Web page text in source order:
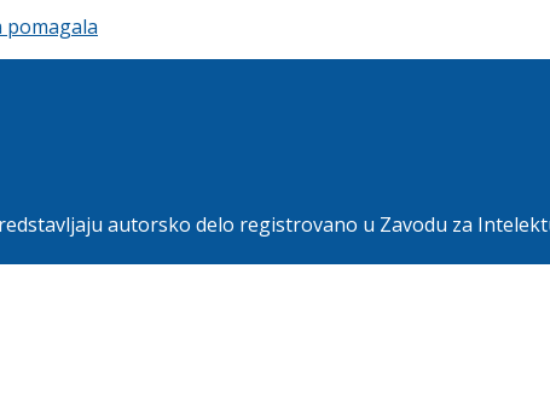
autorsko delo registrovano u Zavodu za